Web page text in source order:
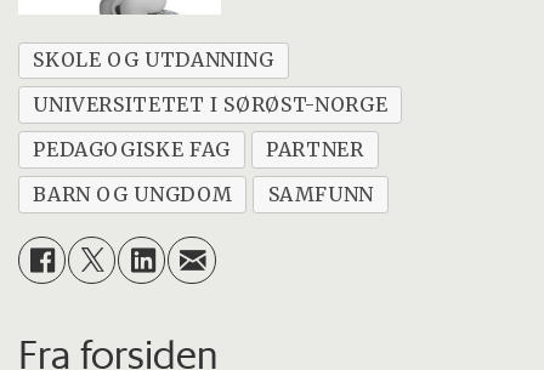
SKOLE OG UTDANNING
UNIVERSITETET I SØRØST-NORGE
PEDAGOGISKE FAG
PARTNER
BARN OG UNGDOM
SAMFUNN
Fra forsiden